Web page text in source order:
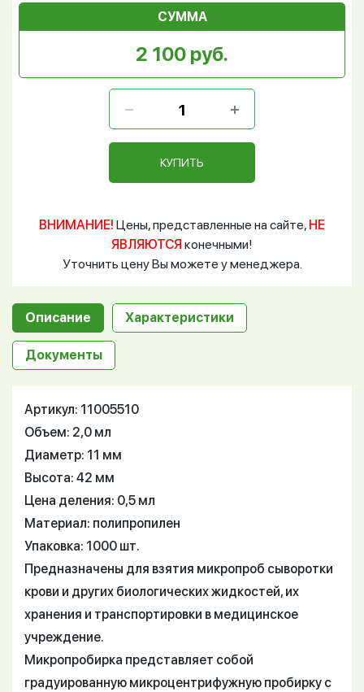
СУММА
2 100 руб.
КУПИТЬ
ВНИМАНИЕ! Цены, представленные на сайте, НЕ
ЯВЛЯЮТСЯ конечными!
Уточнить цену Вы можете у менеджера.
Описание Характеристики
Документы
Артикул: 11005510
Объем: 2,0 мл
Диаметр: 11 мм
Высота: 42 мм
Цена деления: 0,5 мл
Материал: полипропилен
Упаковка: 1000 шт.
Предназначены для взятия микропроб сыворотки
крови и других биологических жидкостей, их
хранения и транспортировки в медицинское
учреждение.
Микропробирка представляет собой
градуированную микроцентрифужную пробирку с